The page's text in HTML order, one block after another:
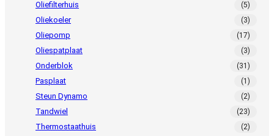
Oliefilterhuis (5)
Oliekoeler (3)
Oliepomp (17)
Oliespatplaat (3)
Onderblok (31)
Pasplaat (1)
Steun Dynamo (2)
Tandwiel (23)
Thermostaathuis (2)